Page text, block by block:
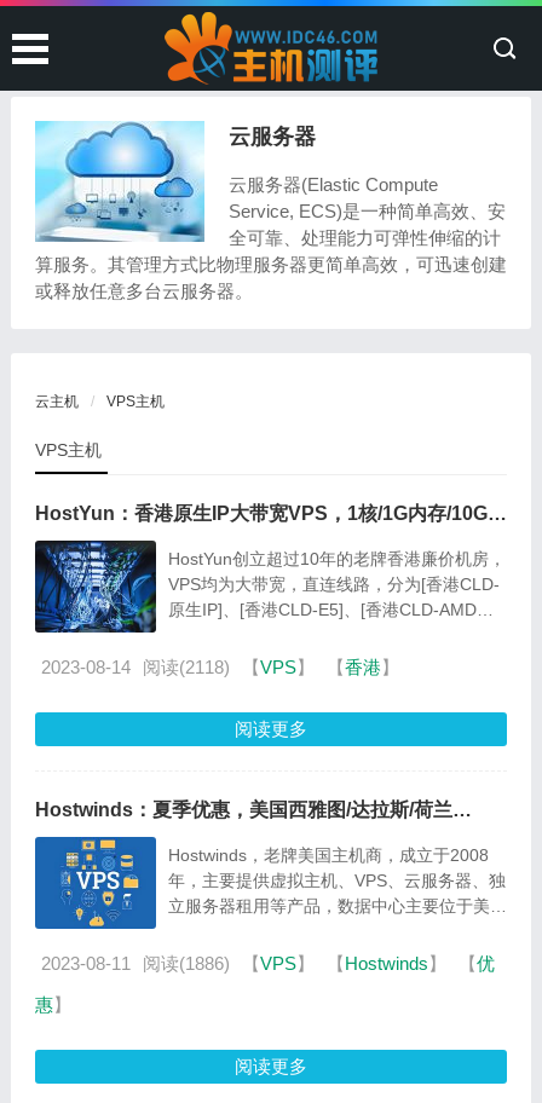
云服务器
云服务器(Elastic Compute
Service, ECS)是一种简单高效、安
全可靠、处理能力可弹性伸缩的计
算服务。其管理方式比物理服务器更简单高效，可迅速创建
或释放任意多台云服务器。
云主机 VPS主机
VPS主机
HostYun：香港原生IP大带宽VPS，1核/1G内存/10G
SSD/50M端口，月付27元起
HostYun创立超过10年的老牌香港廉价机房，
VPS均为大带宽，直连线路，分为[香港CLD-
原生IP]、[香港CLD-E5]、[香港CLD-AMD特
50M-200M带宽，国内三网直连，适用全场9
2023-08-14 阅读(2118) 【VPS】 【香港】
阅读更多
Hostwinds：夏季优惠，美国西雅图/达拉斯/荷兰
VPS，后台免费自助更换IP，可以支付宝付款，月付
4.99美元起
Hostwinds，老牌美国主机商，成立于2008
年，主要提供虚拟主机、VPS、云服务器、独
立服务器租用等产品，数据中心主要位于美国
是这几个机房打天下，不像其它商家有针对中
2023-08-11 阅读(1886) 【VPS】 【Hostwinds】 【优
惠】
阅读更多